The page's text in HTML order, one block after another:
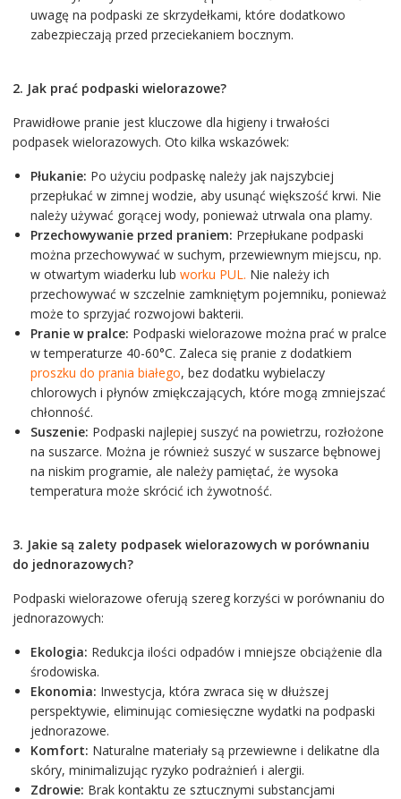
uwagę na podpaski ze skrzydełkami, które dodatkowo
zabezpieczają przed przeciekaniem bocznym.
2. Jak prać podpaski wielorazowe?
Prawidłowe pranie jest kluczowe dla higieny i trwałości
podpasek wielorazowych. Oto kilka wskazówek:
Płukanie: Po użyciu podpaskę należy jak najszybciej
przepłukać w zimnej wodzie, aby usunąć większość krwi. Nie
należy używać gorącej wody, ponieważ utrwala ona plamy.
Przechowywanie przed praniem: Przepłukane podpaski
można przechowywać w suchym, przewiewnym miejscu, np.
w otwartym wiaderku lub worku PUL. Nie należy ich
przechowywać w szczelnie zamkniętym pojemniku, ponieważ
może to sprzyjać rozwojowi bakterii.
Pranie w pralce: Podpaski wielorazowe można prać w pralce
w temperaturze 40-60°C. Zaleca się pranie z dodatkiem
proszku do prania białego, bez dodatku wybielaczy
chlorowych i płynów zmiękczających, które mogą zmniejszać
chłonność.
Suszenie: Podpaski najlepiej suszyć na powietrzu, rozłożone
na suszarce. Można je również suszyć w suszarce bębnowej
na niskim programie, ale należy pamiętać, że wysoka
temperatura może skrócić ich żywotność.
3. Jakie są zalety podpasek wielorazowych w porównaniu
do jednorazowych?
Podpaski wielorazowe oferują szereg korzyści w porównaniu do
jednorazowych:
Ekologia: Redukcja ilości odpadów i mniejsze obciążenie dla
środowiska.
Ekonomia: Inwestycja, która zwraca się w dłuższej
perspektywie, eliminując comiesięczne wydatki na podpaski
jednorazowe.
Komfort: Naturalne materiały są przewiewne i delikatne dla
skóry, minimalizując ryzyko podrażnień i alergii.
Zdrowie: Brak kontaktu ze sztucznymi substancjami